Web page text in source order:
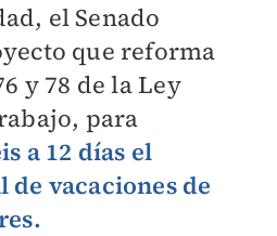
el Senado
que reforma
y 78 de la Ley
para
a 12 días el
de vacaciones de